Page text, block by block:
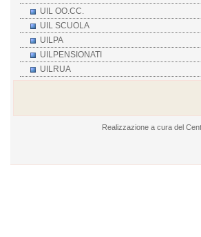
UIL OO.CC.
UIL SCUOLA
UILPA
UILPENSIONATI
UILRUA
Realizzazione a cura del